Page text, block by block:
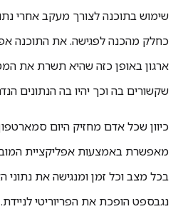
שימוש בתוכנה לצורך מעקב אחרי
כחלק מהכנה לפגישה. את התוכנה
ארגון באופן כזה שהיא תשרת את
שקשורים בה וכך יהיו בה הנתונים
כיוון שכל אדם מחזיק היום
מאפשרת באמצעות אפליקציית
בכל מצב וכל זמן ומנגישה את נתוני
נגבספט הופכת את הפריוריטי לניידת.